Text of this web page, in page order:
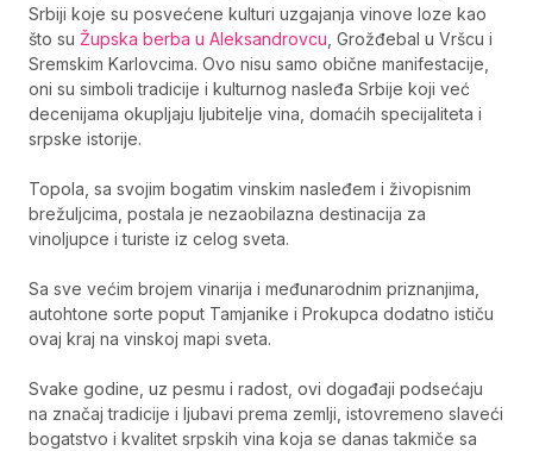
Srbiji koje su posvećene kulturi uzgajanja vinove loze kao
što su Župska berba u Aleksandrovcu , Grožđebal u Vršcu i
Sremskim Karlovcima. Ovo nisu samo obične manifestacije,
oni su simboli tradicije i kulturnog nasleđa Srbije koji već
decenijama okupljaju ljubitelje vina, domaćih specijaliteta i
srpske istorije.
Topola, sa svojim bogatim vinskim nasleđem i živopisnim
brežuljcima, postala je nezaobilazna destinacija za
vinoljupce i turiste iz celog sveta.
Sa sve većim brojem vinarija i međunarodnim priznanjima,
autohtone sorte poput Tamjanike i Prokupca dodatno ističu
ovaj kraj na vinskoj mapi sveta.
Svake godine, uz pesmu i radost, ovi događaji podsećaju
na značaj tradicije i ljubavi prema zemlji, istovremeno slaveći
bogatstvo i kvalitet srpskih vina koja se danas takmiče sa